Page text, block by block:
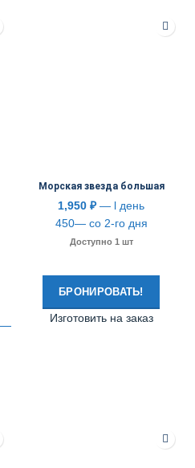
Морская звезда большая
1,950 ₽— l день
450— со 2-го дня
Доступно 1 шт
БРОНИРОВАТЬ!
Изготовить на заказ